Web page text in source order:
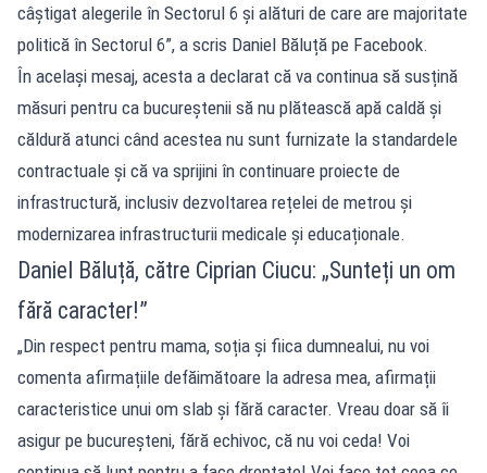
câștigat alegerile în Sectorul 6 și alături de care are majoritate
politică în Sectorul 6”, a scris Daniel Băluță pe Facebook.
În același mesaj, acesta a declarat că va continua să susțină
măsuri pentru ca bucureștenii să nu plătească apă caldă și
căldură atunci când acestea nu sunt furnizate la standardele
contractuale și că va sprijini în continuare proiecte de
infrastructură, inclusiv dezvoltarea rețelei de metrou și
modernizarea infrastructurii medicale și educaționale.
Daniel Băluță, către Ciprian Ciucu: „Sunteți un om
fără caracter!”
„Din respect pentru mama, soția și fiica dumnealui, nu voi
comenta afirmațiile defăimătoare la adresa mea, afirmații
caracteristice unui om slab și fără caracter. Vreau doar să îi
asigur pe bucureșteni, fără echivoc, că nu voi ceda! Voi